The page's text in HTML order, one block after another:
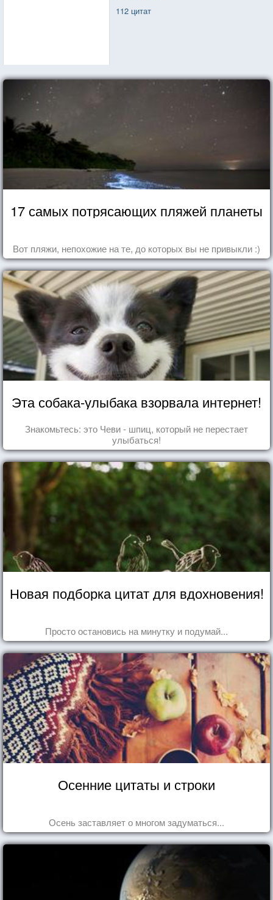
112 цитат
17 самых потрясающих пляжей планеты
Вот пляжи, непохожие на те, до которых вы не привыкли :)
Эта собака-улыбака взорвала интернет!
Знакомьтесь: это Чеви - шпиц, который не перестает
улыбаться!
Новая подборка цитат для вдохновения!
Просто остановись на минутку и подумай...
Осенние цитаты и строки
Осень заставляет о многом задуматься...